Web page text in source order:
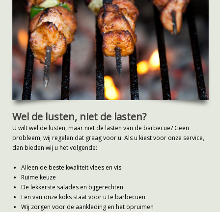
Wel de lusten, niet de lasten?
U wilt wel de lusten, maar niet de lasten van de barbecue? Geen
probleem, wij regelen dat graag voor u. Als u kiest voor onze service,
dan bieden wij u het volgende:
Alleen de beste kwaliteit vlees en vis
Ruime keuze
De lekkerste salades en bijgerechten
Een van onze koks staat voor u te barbecuen
Wij zorgen voor de aankleding en het opruimen